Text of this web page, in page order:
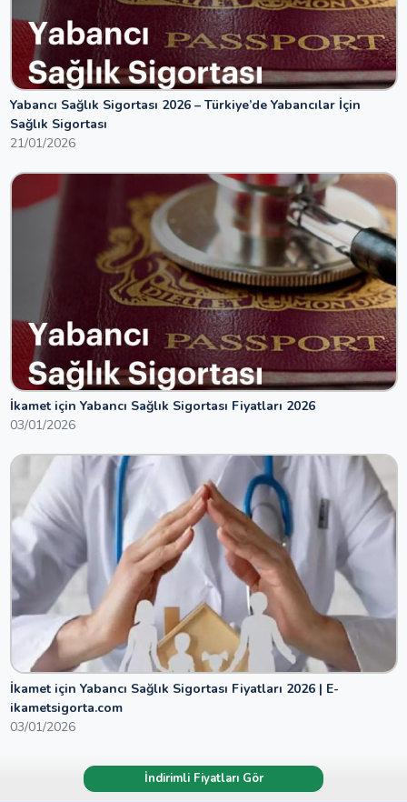
Yabancı Sağlık Sigortası 2026 – Türkiye’de Yabancılar İçin
Sağlık Sigortası
21/01/2026
İkamet için Yabancı Sağlık Sigortası Fiyatları 2026
03/01/2026
İkamet için Yabancı Sağlık Sigortası Fiyatları 2026 | E-
ikametsigorta.com
03/01/2026
İndirimli Fiyatları Gör